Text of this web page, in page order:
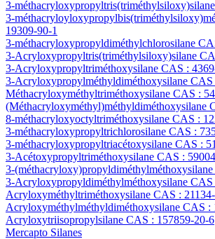
3-
3-
19309-90-1
3-méthacryloxypropyldiméthylchlorosilane
3-Acryloxypropyltris(triméthylsiloxy)silane
3-Acryloxypropyltriméthoxysilane CAS :
3-Acryloxypropylméthyldiméthoxysilane CAS
Méthacryloxyméthyltriméthoxysilane CAS :
(Méthacryloxyméthyl)méthyldiméthoxysilane
8-méthacryloxyoctyltriméthoxysilane CAS :
3-méthacryloxypropyltrichlorosilane CAS :
3-méthacryloxypropyltriacétoxysilane CAS :
3-Acétoxypropyltriméthoxysilane CAS :
3-
3-Acryloxypropyldiméthylméthoxysilane CAS
Acryloxyméthyltriméthoxysilane CAS :
Acryloxyméthylméthyldiméthoxysilane CAS :
Acryloxytriisopropylsilane CAS : 157859-20-6
Mercapto Silanes